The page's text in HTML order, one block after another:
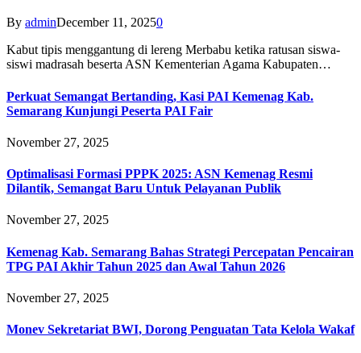
By adminDecember 11, 20250
Kabut tipis menggantung di lereng Merbabu ketika ratusan siswa-
siswi madrasah beserta ASN Kementerian Agama Kabupaten…
Perkuat Semangat Bertanding, Kasi PAI Kemenag Kab.
Semarang Kunjungi Peserta PAI Fair
November 27, 2025
Optimalisasi Formasi PPPK 2025: ASN Kemenag Resmi
Dilantik, Semangat Baru Untuk Pelayanan Publik
November 27, 2025
Kemenag Kab. Semarang Bahas Strategi Percepatan Pencairan
TPG PAI Akhir Tahun 2025 dan Awal Tahun 2026
November 27, 2025
Monev Sekretariat BWI, Dorong Penguatan Tata Kelola Wakaf